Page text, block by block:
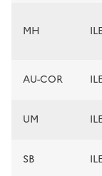
MH
AU-COR
UM
SB